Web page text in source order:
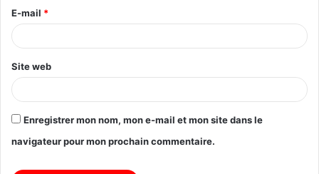
E-mail *
Site web
Enregistrer mon nom, mon e-mail et mon site dans le
navigateur pour mon prochain commentaire.